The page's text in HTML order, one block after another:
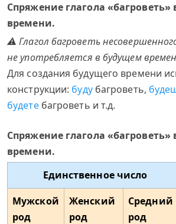
Спряжение глагола
времени.
⚠ Глагол багроветь
не употребляется в будущем
Для создания будущего времени
конструкции: будубагроветь,
будетебагроветь и т.д.
Спряжение глагола
времени.
Единственное число
Мужской
род
Женский
род
Средний
род